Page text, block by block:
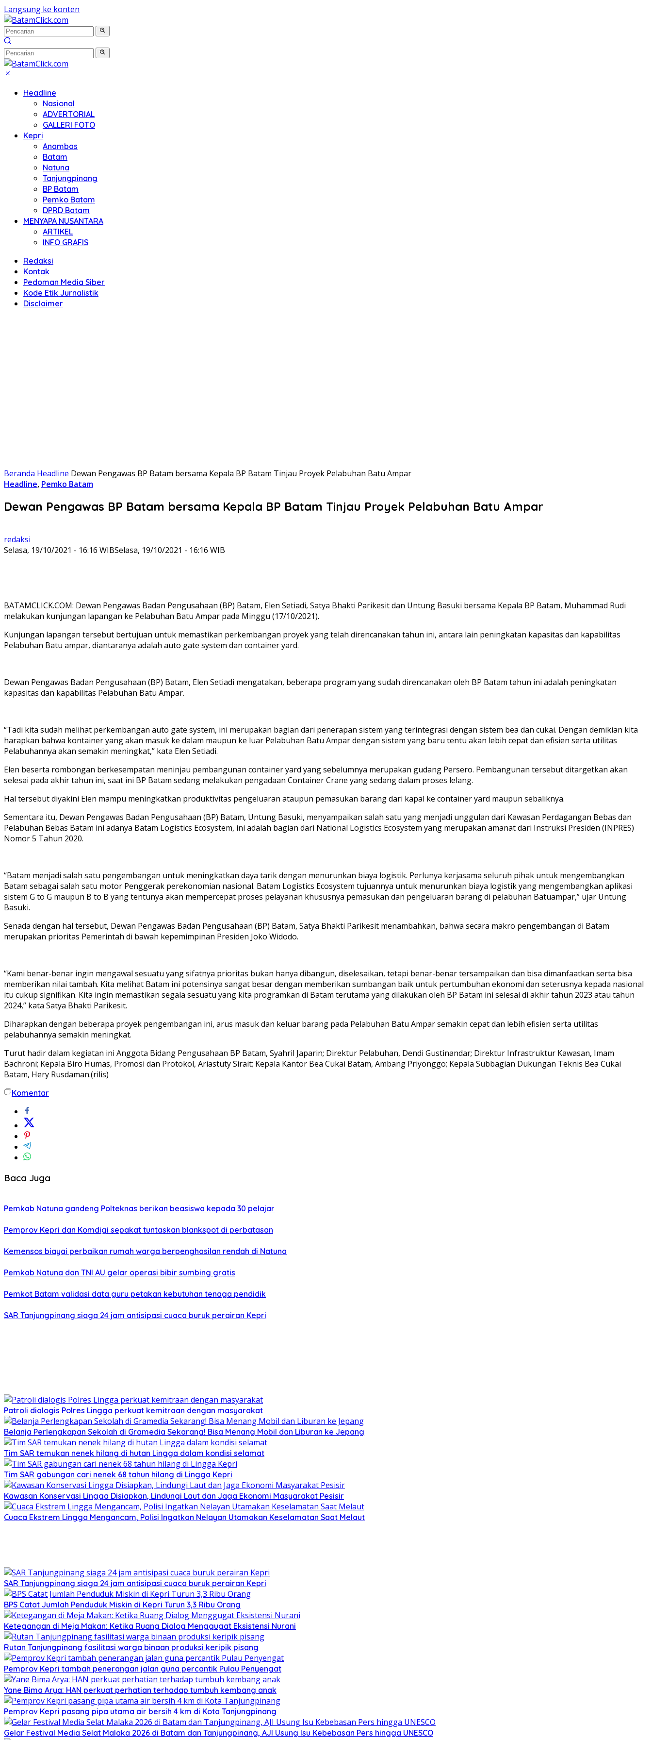
Langsung ke konten
Headline
Nasional
ADVERTORIAL
GALLERI FOTO
Kepri
Anambas
Batam
Natuna
Tanjungpinang
BP Batam
Pemko Batam
DPRD Batam
MENYAPA NUSANTARA
ARTIKEL
INFO GRAFIS
Redaksi
Kontak
Pedoman Media Siber
Kode Etik Jurnalistik
Disclaimer
Beranda Headline Dewan Pengawas BP Batam bersama Kepala BP Batam Tinjau Proyek Pelabuhan Batu Ampar
Headline, Pemko Batam
Dewan Pengawas BP Batam bersama Kepala BP Batam Tinjau Proyek Pelabuhan Batu Ampar
redaksi
Selasa, 19/10/2021 - 16:16 WIBSelasa, 19/10/2021 - 16:16 WIB
BATAMCLICK.COM: Dewan Pengawas Badan Pengusahaan (BP) Batam, Elen Setiadi, Satya Bhakti Parikesit dan Untung Basuki bersama Kepala BP Batam, Muhammad Rudi
melakukan kunjungan lapangan ke Pelabuhan Batu Ampar pada Minggu (17/10/2021).
Kunjungan lapangan tersebut bertujuan untuk memastikan perkembangan proyek yang telah direncanakan tahun ini, antara lain peningkatan kapasitas dan kapabilitas
Pelabuhan Batu ampar, diantaranya adalah auto gate system dan container yard.
Dewan Pengawas Badan Pengusahaan (BP) Batam, Elen Setiadi mengatakan, beberapa program yang sudah direncanakan oleh BP Batam tahun ini adalah peningkatan
kapasitas dan kapabilitas Pelabuhan Batu Ampar.
“Tadi kita sudah melihat perkembangan auto gate system, ini merupakan bagian dari penerapan sistem yang terintegrasi dengan sistem bea dan cukai. Dengan demikian kita
harapkan bahwa kontainer yang akan masuk ke dalam maupun ke luar Pelabuhan Batu Ampar dengan sistem yang baru tentu akan lebih cepat dan efisien serta utilitas
Pelabuhannya akan semakin meningkat,” kata Elen Setiadi.
Elen beserta rombongan berkesempatan meninjau pembangunan container yard yang sebelumnya merupakan gudang Persero. Pembangunan tersebut ditargetkan akan
selesai pada akhir tahun ini, saat ini BP Batam sedang melakukan pengadaan Container Crane yang sedang dalam proses lelang.
Hal tersebut diyakini Elen mampu meningkatkan produktivitas pengeluaran ataupun pemasukan barang dari kapal ke container yard maupun sebaliknya.
Sementara itu, Dewan Pengawas Badan Pengusahaan (BP) Batam, Untung Basuki, menyampaikan salah satu yang menjadi unggulan dari Kawasan Perdagangan Bebas dan
Pelabuhan Bebas Batam ini adanya Batam Logistics Ecosystem, ini adalah bagian dari National Logistics Ecosystem yang merupakan amanat dari Instruksi Presiden (INPRES)
Nomor 5 Tahun 2020.
“Batam menjadi salah satu pengembangan untuk meningkatkan daya tarik dengan menurunkan biaya logistik. Perlunya kerjasama seluruh pihak untuk mengembangkan
Batam sebagai salah satu motor Penggerak perekonomian nasional. Batam Logistics Ecosystem tujuannya untuk menurunkan biaya logistik yang mengembangkan aplikasi
sistem G to G maupun B to B yang tentunya akan mempercepat proses pelayanan khususnya pemasukan dan pengeluaran barang di pelabuhan Batuampar,” ujar Untung
Basuki.
Senada dengan hal tersebut, Dewan Pengawas Badan Pengusahaan (BP) Batam, Satya Bhakti Parikesit menambahkan, bahwa secara makro pengembangan di Batam
merupakan prioritas Pemerintah di bawah kepemimpinan Presiden Joko Widodo.
“Kami benar-benar ingin mengawal sesuatu yang sifatnya prioritas bukan hanya dibangun, diselesaikan, tetapi benar-benar tersampaikan dan bisa dimanfaatkan serta bisa
memberikan nilai tambah. Kita melihat Batam ini potensinya sangat besar dengan memberikan sumbangan baik untuk pertumbuhan ekonomi dan seterusnya kepada nasional
itu cukup signifikan. Kita ingin memastikan segala sesuatu yang kita programkan di Batam terutama yang dilakukan oleh BP Batam ini selesai di akhir tahun 2023 atau tahun
2024,” kata Satya Bhakti Parikesit.
Diharapkan dengan beberapa proyek pengembangan ini, arus masuk dan keluar barang pada Pelabuhan Batu Ampar semakin cepat dan lebih efisien serta utilitas
pelabuhannya semakin meningkat.
Turut hadir dalam kegiatan ini Anggota Bidang Pengusahaan BP Batam, Syahril Japarin; Direktur Pelabuhan, Dendi Gustinandar; Direktur Infrastruktur Kawasan, Imam
Bachroni; Kepala Biro Humas, Promosi dan Protokol, Ariastuty Sirait; Kepala Kantor Bea Cukai Batam, Ambang Priyonggo; Kepala Subbagian Dukungan Teknis Bea Cukai
Batam, Hery Rusdaman.(rilis)
Komentar
Baca Juga
Pemkab Natuna gandeng Polteknas berikan beasiswa kepada 30 pelajar
Pemprov Kepri dan Komdigi sepakat tuntaskan blankspot di perbatasan
Kemensos biayai perbaikan rumah warga berpenghasilan rendah di Natuna
Pemkab Natuna dan TNI AU gelar operasi bibir sumbing gratis
Pemkot Batam validasi data guru petakan kebutuhan tenaga pendidik
SAR Tanjungpinang siaga 24 jam antisipasi cuaca buruk perairan Kepri
Patroli dialogis Polres Lingga perkuat kemitraan dengan masyarakat
Belanja Perlengkapan Sekolah di Gramedia Sekarang! Bisa Menang Mobil dan Liburan ke Jepang
Tim SAR temukan nenek hilang di hutan Lingga dalam kondisi selamat
Tim SAR gabungan cari nenek 68 tahun hilang di Lingga Kepri
Kawasan Konservasi Lingga Disiapkan, Lindungi Laut dan Jaga Ekonomi Masyarakat Pesisir
Cuaca Ekstrem Lingga Mengancam, Polisi Ingatkan Nelayan Utamakan Keselamatan Saat Melaut
SAR Tanjungpinang siaga 24 jam antisipasi cuaca buruk perairan Kepri
BPS Catat Jumlah Penduduk Miskin di Kepri Turun 3,3 Ribu Orang
Ketegangan di Meja Makan: Ketika Ruang Dialog Menggugat Eksistensi Nurani
Rutan Tanjungpinang fasilitasi warga binaan produksi keripik pisang
Pemprov Kepri tambah penerangan jalan guna percantik Pulau Penyengat
Yane Bima Arya: HAN perkuat perhatian terhadap tumbuh kembang anak
Pemprov Kepri pasang pipa utama air bersih 4 km di Kota Tanjungpinang
Gelar Festival Media Selat Malaka 2026 di Batam dan Tanjungpinang, AJI Usung Isu Kebebasan Pers hingga UNESCO